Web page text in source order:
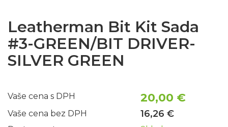
Leatherman Bit Kit Sada
#3-GREEN/BIT DRIVER-
SILVER GREEN
Vaše cena s DPH 20,00 €
Vaše cena bez DPH 16,26 €